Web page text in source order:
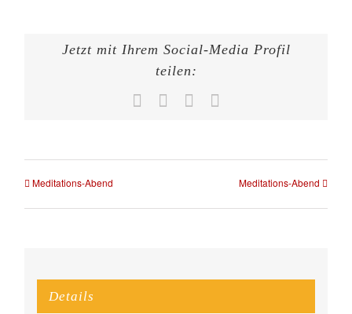
Jetzt mit Ihrem Social-Media Profil
teilen:
Facebook WhatsApp
Meditations-Abend Meditations-Abend
Details